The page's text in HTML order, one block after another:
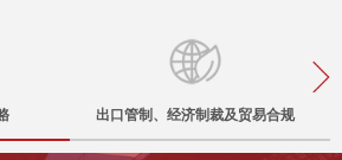
出口管制、经济制裁及贸易合规